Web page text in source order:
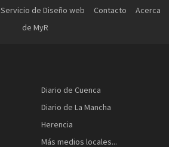
Servicio de Diseño web Contacto
Acerca
de MyR
Diario de Cuenca
Diario de La Mancha
Herencia
Más medios locales...